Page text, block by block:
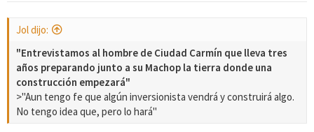
:
Jol dijo:
"Entrevistamos al hombre de Ciudad Carmín que lleva tres
años preparando junto a su Machop la tierra donde una
construcción empezará"
>"Aun tengo fe que algún inversionista vendrá y construirá algo.
No tengo idea que, pero lo hará"